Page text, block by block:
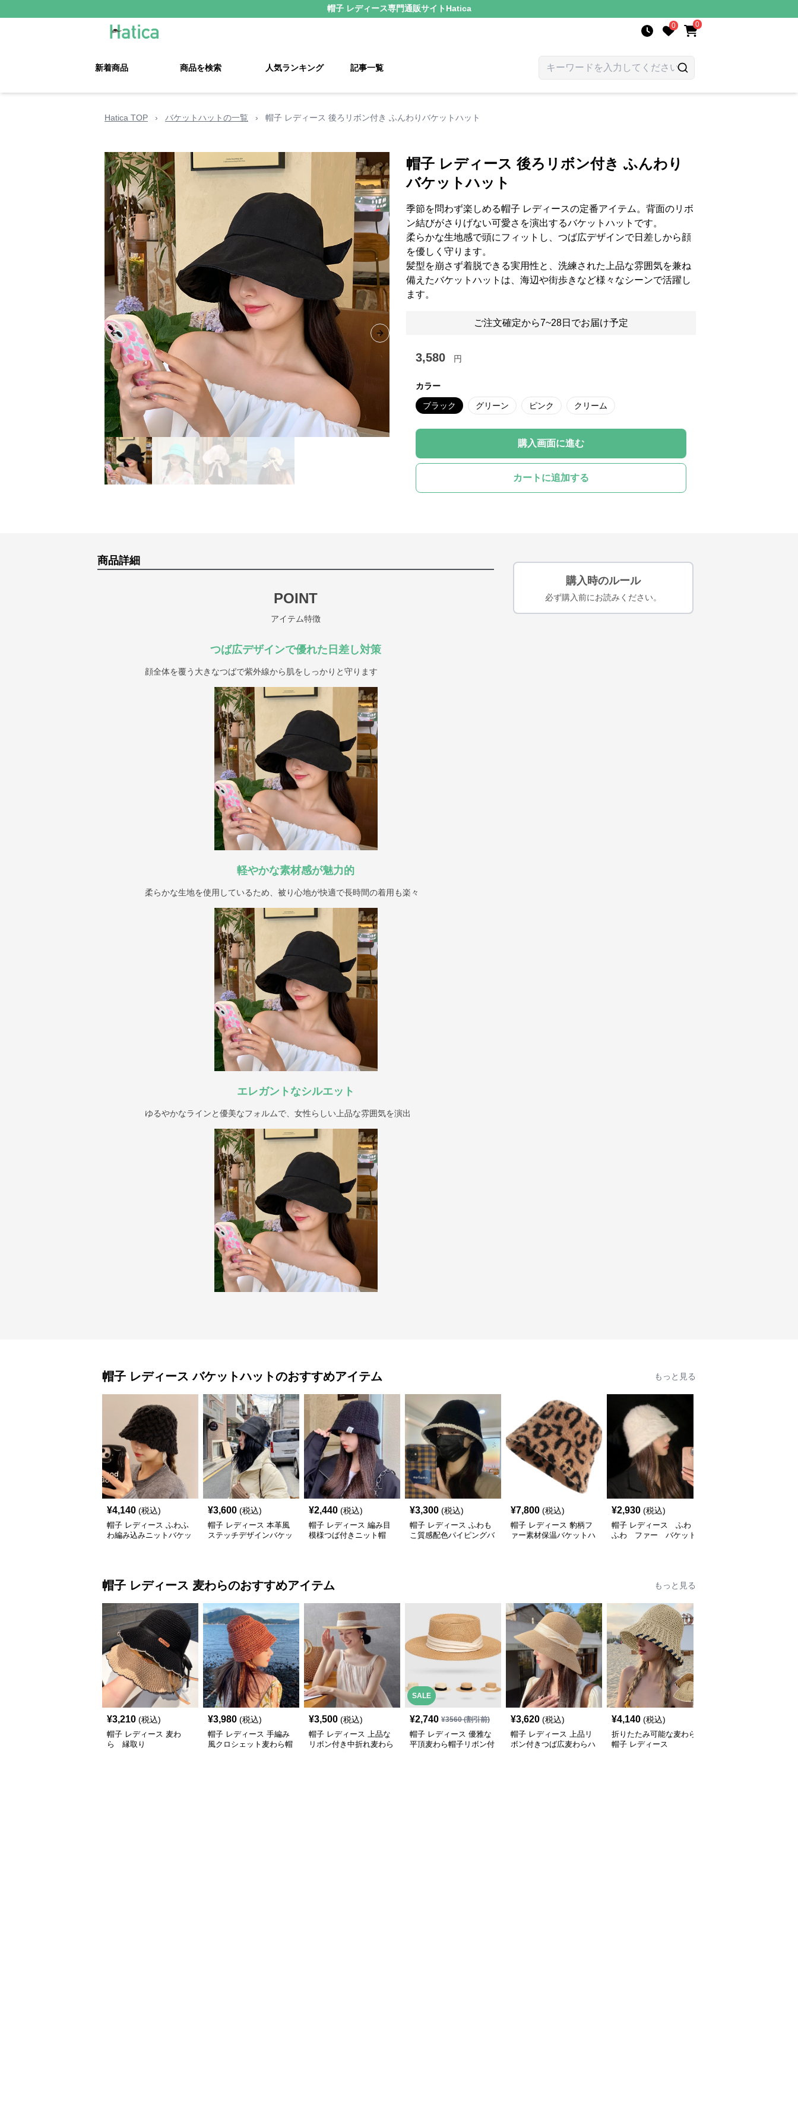
帽子 レディース専門通販サイト Hatica
0 0
新着商品 商品を検索 人気ランキング 記事一覧
Hatica TOP › バケットハットの一覧 › 帽子 レディース 後ろリボン付き ふんわりバケットハット
Previous slide Next slide
帽子 レディース 後ろリボン付き ふんわり
バケットハット
季節を問わず楽しめる帽子 レディースの定番アイテム。背面のリボ
ン結びがさりげない可愛さを演出するバケットハットです。
柔らかな生地感で頭にフィットし、つば広デザインで日差しから顔
を優しく守ります。
髪型を崩さず着脱できる実用性と、洗練された上品な雰囲気を兼ね
備えたバケットハットは、海辺や街歩きなど様々なシーンで活躍し
ます。
ご注文確定から7~28日でお届け予定
3,580 円
カラー
ブラック グリーン ピンク クリーム
購入画面に進む
カートに追加する
商品詳細
POINT
アイテム特徴
つば広デザインで優れた日差し対策
顔全体を覆う大きなつばで紫外線から肌をしっかりと守ります
軽やかな素材感が魅力的
柔らかな生地を使用しているため、被り心地が快適で長時間の着用も楽々
エレガントなシルエット
ゆるやかなラインと優美なフォルムで、女性らしい上品な雰囲気を演出
購入時のルール
必ず購入前にお読みください。
帽子 レディース バケットハットのおすすめアイテム もっと見る
¥4,140 (税込)
帽子 レディース ふわふ
わ編み込みニットバケッ
¥3,600 (税込)
帽子 レディース 本革風
ステッチデザインバケッ
¥2,440 (税込)
帽子 レディース 編み目
模様つば付きニット帽
¥3,300 (税込)
帽子 レディース ふわも
こ質感配色パイピングバ
¥7,800 (税込)
帽子 レディース 豹柄フ
ァー素材保温バケットハ
¥2,930 (税込)
帽子 レディース ふわ
ふわ ファー バケット
帽子 レディース 麦わらのおすすめアイテム もっと見る
¥3,210 (税込)
帽子 レディース 麦わ
ら 縁取り
¥3,980 (税込)
帽子 レディース 手編み
風クロシェット麦わら帽
¥3,500 (税込)
帽子 レディース 上品な
リボン付き中折れ麦わら
SALE
¥2,740 ¥3560(割引前)
帽子 レディース 優雅な
平頂麦わら帽子リボン付
¥3,620 (税込)
帽子 レディース 上品リ
ボン付きつば広麦わらハ
¥4,140 (税込)
折りたたみ可能な麦わら
帽子 レディース